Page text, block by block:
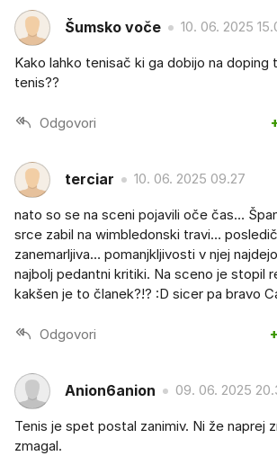
Šumsko voče 10. 06. 2025
Kako lahko tenisač ki ga dobijo na doping
tenis??
Odgovori
terciar 10. 06. 2025 09.27
nato so se na sceni pojavili oče čas…
srce zabil na wimbledonski travi…
zanemarljiva… pomanjkljivosti v njej
najbolj pedantni kritiki. Na sceno je stopil
kakšen je to članek?!? :D sicer pa bravo
Odgovori
Anion6anion 09. 06. 2025
Tenis je spet postal zanimiv. Ni že naprej
zmagal.